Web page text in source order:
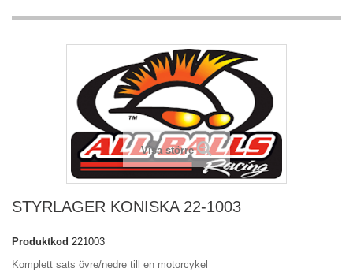
Visa större
STYRLAGER KONISKA 22-1003
Produktkod 221003
Komplett sats övre/nedre till en motorcykel